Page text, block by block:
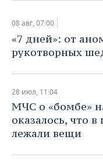
08 авг, 07:00
«7 дней»: от
рукотворных
28 июл, 11:04
МЧС о «бомбе»
оказалось, что
лежали вещи